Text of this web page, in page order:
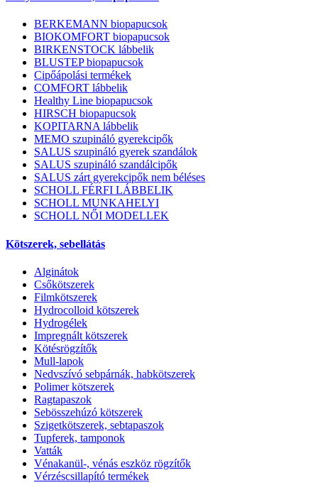
BERKEMANN biopapucsok
BIOKOMFORT biopapucsok
BIRKENSTOCK lábbelik
BLUSTEP biopapucsok
Cipőápolási termékek
COMFORT lábbelik
Healthy Line biopapucsok
HIRSCH biopapucsok
KOPITARNA lábbelik
MEMO szupináló gyerekcipők
SALUS szupináló gyerek szandálok
SALUS szupináló szandálcipők
SALUS zárt gyerekcipők nem béléses
SCHOLL FÉRFI LÁBBELIK
SCHOLL MUNKAHELYI
SCHOLL NŐI MODELLEK
Kötszerek, sebellátás
Alginátok
Csőkötszerek
Filmkötszerek
Hydrocolloid kötszerek
Hydrogélek
Impregnált kötszerek
Kötésrögzítők
Mull-lapok
Nedvszívó sebpárnák, habkötszerek
Polimer kötszerek
Ragtapaszok
Sebösszehúzó kötszerek
Szigetkötszerek, sebtapaszok
Tupferek, tamponok
Vatták
Vénakanül-, vénás eszköz rögzítők
Vérzéscsillapító termékek